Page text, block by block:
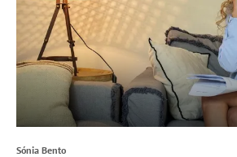
Sónia Bento